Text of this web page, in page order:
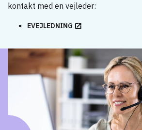
kontakt med en vejleder:
EVEJLEDNING